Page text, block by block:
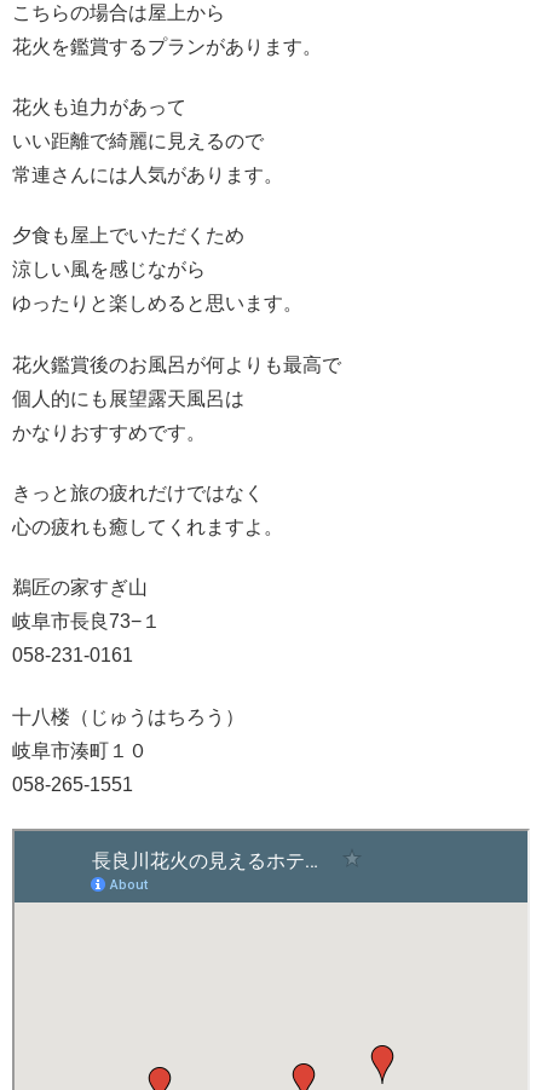
こちらの場合は屋上から
花火を鑑賞するプランがあります。
花火も迫力があって
いい距離で綺麗に見えるので
常連さんには人気があります。
夕食も屋上でいただくため
涼しい風を感じながら
ゆったりと楽しめると思います。
花火鑑賞後のお風呂が何よりも最高で
個人的にも展望露天風呂は
かなりおすすめです。
きっと旅の疲れだけではなく
心の疲れも癒してくれますよ。
鵜匠の家すぎ山
岐阜市長良73−１
058-231-0161
十八楼（じゅうはちろう）
岐阜市湊町１０
058-265-1551